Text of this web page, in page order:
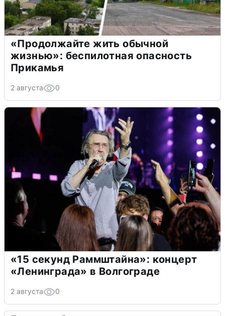
«Продолжайте жить обычной
жизнью»: беспилотная опасность
Прикамья
2 августа 0
«15 секунд Раммштайна»: концерт
«Ленинграда» в Волгограде
2 августа 0